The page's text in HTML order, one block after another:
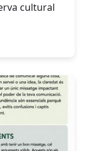
cultural